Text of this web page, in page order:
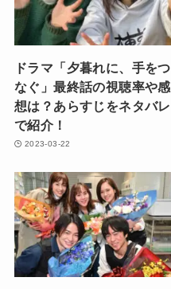
ドラマ「夕暮れに、手をつ
なぐ」最終話の視聴率や感
想は？あらすじをネタバレ
で紹介！
2023-03-22